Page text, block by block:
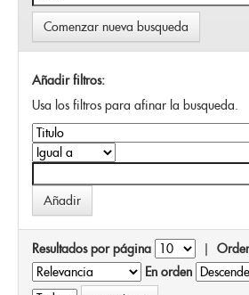
Comenzar nueva busqueda
Añadir filtros:
Usa los filtros para afinar la busqueda.
Resultados por página |
En orden